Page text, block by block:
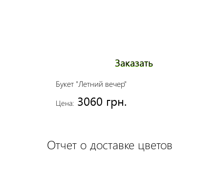
Букет "Летний вечер"
Цена: 3060 грн.
Заказать
Отчет о доставке цветов